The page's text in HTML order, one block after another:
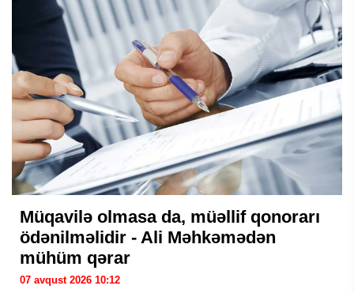
Müqavilə olmasa da, müəllif qonorarı
ödənilməlidir - Ali Məhkəmədən
mühüm qərar
07 avqust 2026 10:12